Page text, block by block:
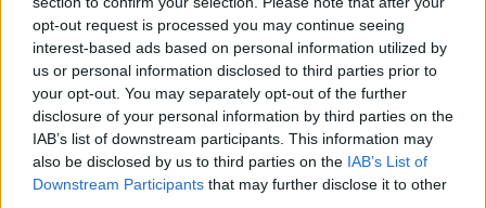
opt-out request is processed you may continue seeing
interest-based ads based on personal information utilized by
us or personal information disclosed to third parties prior to
your opt-out. You may separately opt-out of the further
disclosure of your personal information by third parties on the
IAB’s list of downstream participants. This information may
also be disclosed by us to third parties on the IAB’s List of
Downstream Participants that may further disclose it to other
kerültek, anélkül hogy ezeket a célokat
elérték volna – emlékeztet a The Times of
Israel.
Irán az amerikai-izraeli hadjáratra rakétás és
drónos támadásokkal válaszolt az egész
régióban, valamint lezárta a Hormuzi-